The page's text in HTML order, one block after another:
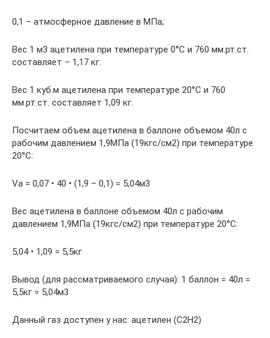
0,1 – атмосферное давление в МПа;
Вес 1 м3 ацетилена при температуре 0°С и 760 мм.рт.ст.
составляет – 1,17 кг.
Вес 1 куб.м ацетилена при температуре 20°С и 760
мм.рт.ст. составляет 1,09 кг.
Посчитаем объем ацетилена в баллоне объемом 40л с
рабочим давлением 1,9МПа (19кгс/см2) при температуре
20°С:
Va = 0,07 • 40 • (1,9 – 0,1) = 5,04м3
Вес ацетилена в баллоне объемом 40л с рабочим
давлением 1,9МПа (19кгс/см2) при температуре 20°С:
5,04 • 1,09 = 5,5кг
Вывод (для рассматриваемого случая): 1 баллон = 40л =
5,5кг = 5,04м3
Данный газ доступен у нас: ацетилен (C2H2)